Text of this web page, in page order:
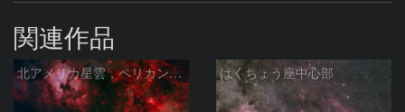
関連作品
北アメリカ星雲，ペリカン星雲，サドル付近，クレセント星雲，網状星雲・・・etc はくちょう座中心部